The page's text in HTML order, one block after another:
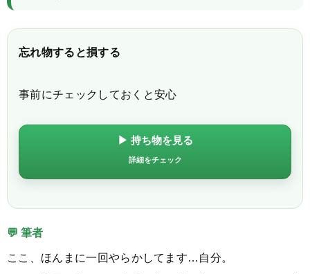
忘れ物すると損する
事前にチェックしておくと安心
▶ 持ち物を見る
詳細をチェック
💬 筆者
ここ、ほんまに一回やらかしてます…自分。